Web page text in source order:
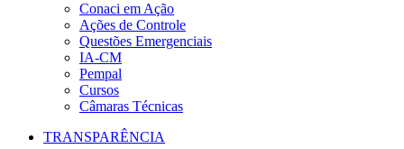
Conaci em Ação
Ações de Controle
Questões Emergenciais
IA-CM
Pempal
Cursos
Câmaras Técnicas
TRANSPARÊNCIA